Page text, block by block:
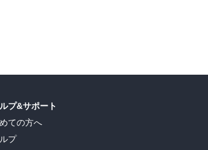
プ&サポート
ての方へ
プ